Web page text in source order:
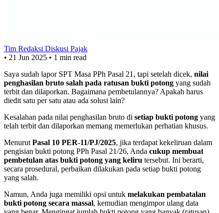
Tim Redaksi Diskusi Pajak
• 21 Jun 2025 • 1 min read
Saya sudah lapor SPT Masa PPh Pasal 21, tapi setelah dicek, nilai
penghasilan bruto salah pada ratusan bukti potong yang sudah
terbit dan dilaporkan. Bagaimana pembetulannya? Apakah harus
diedit satu per satu atau ada solusi lain?
Kesalahan pada nilai penghasilan bruto di setiap bukti potong yang
telah terbit dan dilaporkan memang memerlukan perhatian khusus.
Menurut Pasal 10 PER-11/PJ/2025, jika terdapat kekeliruan dalam
pengisian bukti potong PPh Pasal 21/26, Anda cukup membuat
pembetulan atas bukti potong yang keliru tersebut. Ini berarti,
secara prosedural, perbaikan dilakukan pada setiap bukti potong
yang salah.
Namun, Anda juga memiliki opsi untuk melakukan pembatalan
bukti potong secara massal, kemudian mengimpor ulang data